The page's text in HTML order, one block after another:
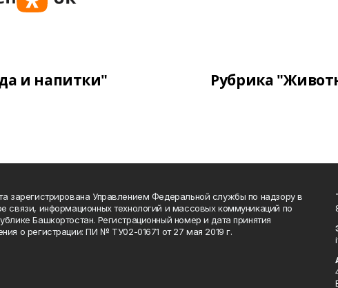
и напитки" Рубрика
зарегистрирована Управлением Федеральной службы по надзору в
связи, информационных технологий и массовых коммуникаций по
Башкортостан. Регистрационный номер и дата принятия
о регистрации: ПИ № ТУ02-01671 от 27 мая 2019 г.